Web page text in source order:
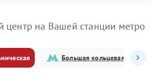
центр на Вашей станции метро
Большая кольцевая